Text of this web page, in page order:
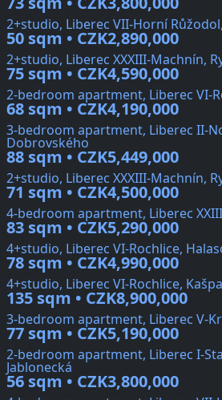
2+studio, Liberec VII-Horní
50 sqm • CZK2,890,000
2+studio, Liberec XXXIII-Machnín,
75 sqm • CZK4,590,000
2-bedroom apartment, Liberec VI-
68 sqm • CZK4,190,000
3-bedroom apartment, Liberec II-
Dobrovského
88 sqm • CZK5,449,000
2+studio, Liberec XXXIII-Machnín,
71 sqm • CZK4,500,000
4-bedroom apartment, Liberec
83 sqm • CZK5,290,000
4+studio, Liberec VI-Rochlice,
78 sqm • CZK4,990,000
4+studio, Liberec VI-Rochlice,
135 sqm • CZK8,900,000
3-bedroom apartment, Liberec V-
77 sqm • CZK5,190,000
2-bedroom apartment, Liberec I-
Jablonecká
56 sqm • CZK3,800,000